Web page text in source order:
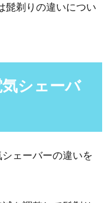
ー。あなたは普段どちらを
な時間帯ってある
短縮する術
髭剃りの違いについ
シェーバ
ェーバーの違いを